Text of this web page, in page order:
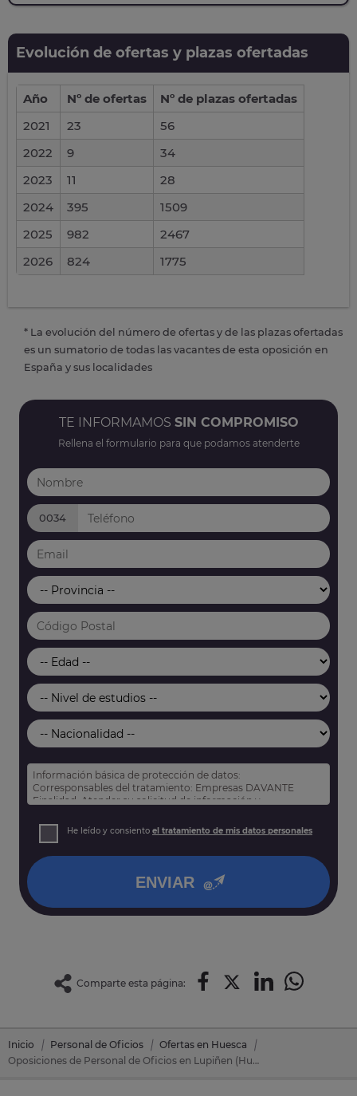
Evolución de ofertas y plazas ofertadas
Año Nº de ofertas
Nº de plazas ofertadas
2021
23
56
2022
9
34
2023
11
28
2024
395
1509
2025
982
2467
2026
824 1775
* La evolución del número de ofertas y de las plazas ofertadas
es un sumatorio de todas las vacantes de esta oposición en
España y sus localidades
TE INFORMAMOS SIN COMPROMISO
Rellena el formulario para que podamos atenderte
0034
Información básica de protección de datos:
Corresponsables del tratamiento: Empresas DAVANTE
Finalidad: Atender su solicitud de información y
Derechos: Puede acceder, rectificar y suprimir sus datos,
así como otros derechos tal y como se explica en nuestra
He leído y consiento el tratamiento de mis datos personales
ENVIAR
Comparte esta página:
Inicio Personal de Oficios
Ofertas en Huesca
Oposiciones de Personal de Oficios en Lupiñen (Huesca)